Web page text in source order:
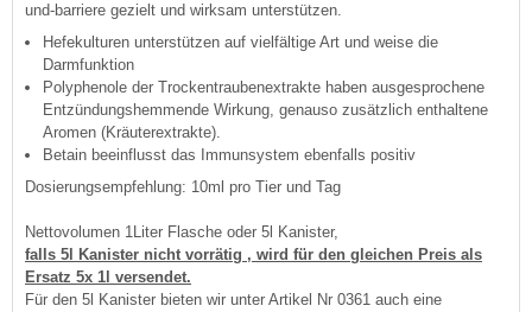
und-barriere gezielt und wirksam unterstützen.
Hefekulturen unterstützen auf vielfältige Art und weise die
Darmfunktion
Polyphenole der Trockentraubenextrakte haben ausgesprochene
Entzündungshemmende Wirkung, genauso zusätzlich enthaltene
Aromen (Kräuterextrakte).
Betain beeinflusst das Immunsystem ebenfalls positiv
Dosierungsempfehlung: 10ml pro Tier und Tag
Nettovolumen 1Liter Flasche oder 5l Kanister,
falls 5l Kanister nicht vorrätig , wird für den gleichen Preis als
Ersatz 5x 1l versendet.
Für den 5l Kanister bieten wir unter Artikel Nr 0361 auch eine